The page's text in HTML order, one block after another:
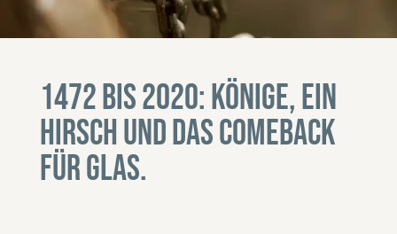
1472 bis 2020: Könige, ein
Hirsch und das Comeback
für Glas.